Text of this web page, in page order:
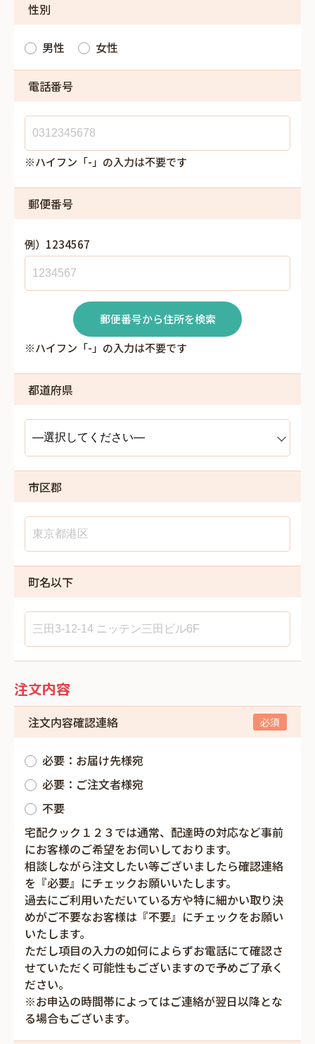
性別
男性 女性
電話番号
※ハイフン「-」の入力は不要です
郵便番号
例）1234567
郵便番号から住所を検索
※ハイフン「-」の入力は不要です
都道府県
市区郡
町名以下
注文内容
注文内容確認連絡
必要：お届け先様宛
必要：ご注文者様宛
不要
宅配クック１２３では通常、配達時の対応など事前
にお客様のご希望をお伺いしております。
相談しながら注文したい等ございましたら確認連絡
を『必要』にチェックお願いいたします。
過去にご利用いただいている方や特に細かい取り決
めがご不要なお客様は『不要』にチェックをお願い
いたします。
ただし項目の入力の如何によらずお電話にて確認さ
せていただく可能性もございますので予めご了承く
ださい。
※お申込の時間帯によってはご連絡が翌日以降とな
る場合もございます。